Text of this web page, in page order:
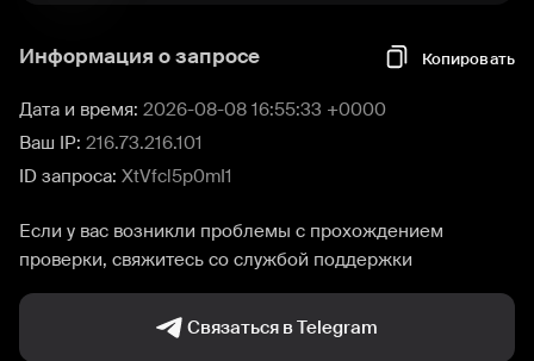
Информация о запросе Копировать
Дата и время: 2026-08-08 16:55:33 +0000
Ваш IP: 216.73.216.101
ID запроса: XtVfcl5p0mI1
Если у вас возникли проблемы с прохождением
проверки, свяжитесь со службой поддержки
Связаться в Telegram